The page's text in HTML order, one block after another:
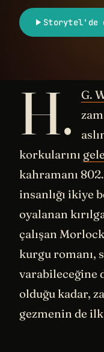
Storytel'de
H. G.
korkularını
kahramanı
insanlığı ikiye
oyalanan
çalışan
kurgu romanı,
varabileceğine
olduğu kadar,
gezmenin de